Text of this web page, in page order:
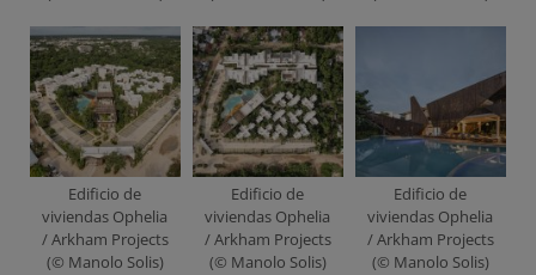
Edificio de
viviendas Ophelia
/ Arkham Projects
(© Manolo Solis)
Edificio de
viviendas Ophelia
/ Arkham Projects
(© Manolo Solis)
Edificio de
viviendas Ophelia
/ Arkham Projects
(© Manolo Solis)